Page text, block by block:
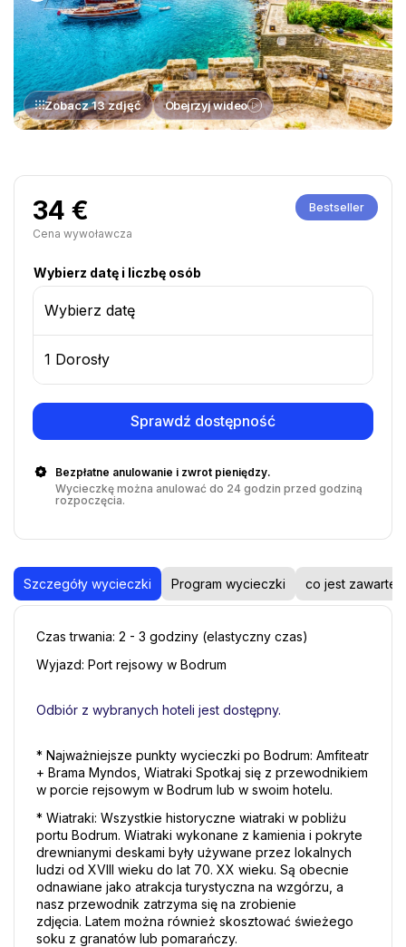
Zobacz 13 zdjęć Obejrzyj wideo
Bestseller
34 €
Cena wywoławcza
Wybierz datę i liczbę osób
Wybierz datę
1 Dorosły
Sprawdź dostępność
Bezpłatne anulowanie i zwrot pieniędzy.
Wycieczkę można anulować do 24 godzin przed godziną
rozpoczęcia.
Szczegóły wycieczki Program wycieczki co jest zawarte
Czas trwania: 2 - 3 godziny (elastyczny czas)
Wyjazd: Port rejsowy w Bodrum
Odbiór z wybranych hoteli jest dostępny.
* Najważniejsze punkty wycieczki po Bodrum: Amfiteatr
+ Brama Myndos, Wiatraki Spotkaj się z przewodnikiem
w porcie rejsowym w Bodrum lub w swoim hotelu.
* Wiatraki: Wszystkie historyczne wiatraki w pobliżu
portu Bodrum. Wiatraki wykonane z kamienia i pokryte
drewnianymi deskami były używane przez lokalnych
ludzi od XVIII wieku do lat 70. XX wieku. Są obecnie
odnawiane jako atrakcja turystyczna na wzgórzu, a
nasz przewodnik zatrzyma się na zrobienie
zdjęcia. Latem można również skosztować świeżego
soku z granatów lub pomarańczy.